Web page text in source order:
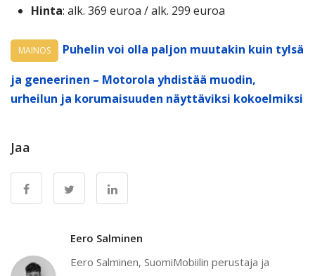
Hinta: alk. 369 euroa / alk. 299 euroa
MAINOS
Puhelin voi olla paljon muutakin kuin tylsä
ja geneerinen – Motorola yhdistää muodin,
urheilun ja korumaisuuden näyttäviksi kokoelmiksi
Jaa
Eero Salminen
Eero Salminen, SuomiMobiilin perustaja ja